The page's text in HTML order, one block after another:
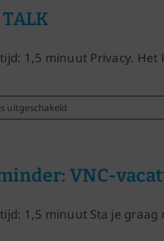
promotie-
procedure
KLC
TALK
1,5 minuut Privacy.
uitgeschakeld
OR
VNC-
1,5 minuut Sta je graag